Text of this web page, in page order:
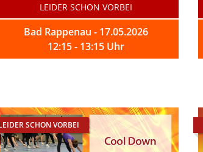
LEIDER SCHON VORBEI
Bad Rappenau - 17.05.2026
12:15 - 13:15 Uhr
SCHON VORBEI